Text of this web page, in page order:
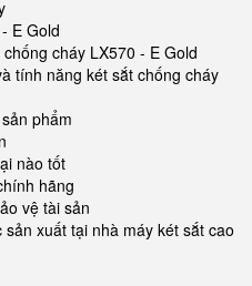
E Gold
cháy LX570 - E Gold
tính năng két sắt chống cháy
phẩm
nào tốt
hãng
vệ tài sản
xuất tại nhà máy két sắt cao